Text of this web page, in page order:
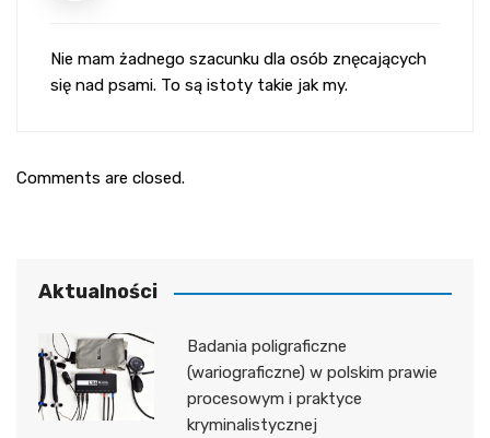
Nie mam żadnego szacunku dla osób znęcających
się nad psami. To są istoty takie jak my.
Comments are closed.
Aktualności
Badania poligraficzne
(wariograficzne) w polskim prawie
procesowym i praktyce
kryminalistycznej